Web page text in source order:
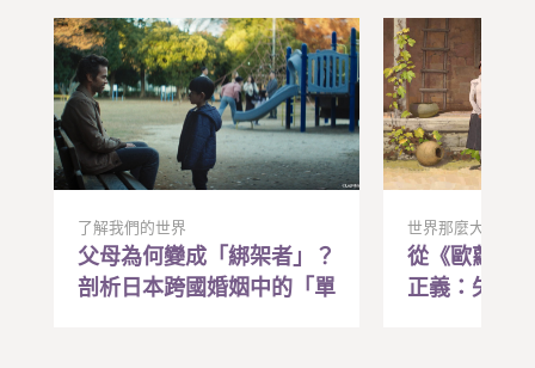
了解我們的世界
父母為何變成「綁架者」？
剖析日本跨國婚姻中的「單
世界那麼大
從《歐蘿拉
正義：失去